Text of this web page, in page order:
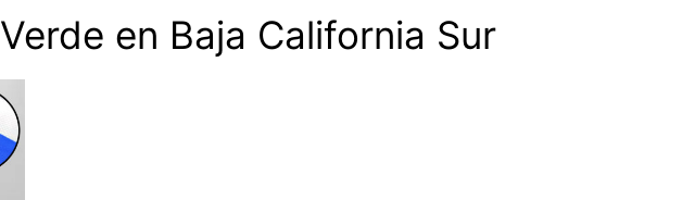
en Baja California Sur